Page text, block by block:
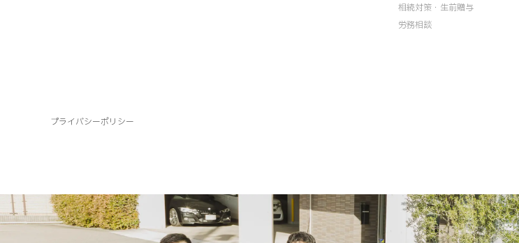
相続対策・生前贈与
労務相談
プライバシーポリシー